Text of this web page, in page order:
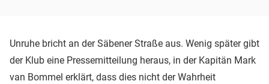
Unruhe bricht an der Säbener Straße aus. Wenig später gibt
der Klub eine Pressemitteilung heraus, in der Kapitän Mark
van Bommel erklärt, dass dies nicht der Wahrheit